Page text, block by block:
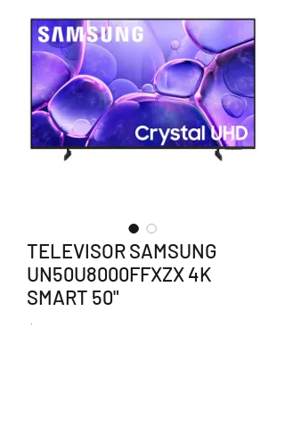
TELEVISOR SAMSUNG
UN50U8000FFXZX 4K
SMART 50"
$7,680.00